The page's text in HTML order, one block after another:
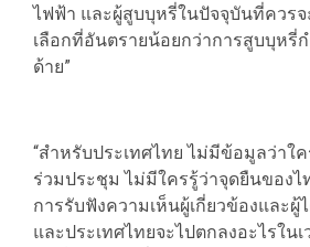
ไฟฟ้า และผู้สูบบุหรี่ในปัจจุบันที่ควรจ
เลือกที่อันตรายน้อยกว่าการสูบบุหรี่
ด้าย”
“สำหรับประเทศไทย ไม่มีข้อมูลว่าใ
ร่วมประชุม ไม่มีใครรู้ว่าจุดยืนของไ
การรับฟังความเห็นผู้เกี่ยวข้องและผู้
และประเทศไทยจะไปตกลงอะไรใน